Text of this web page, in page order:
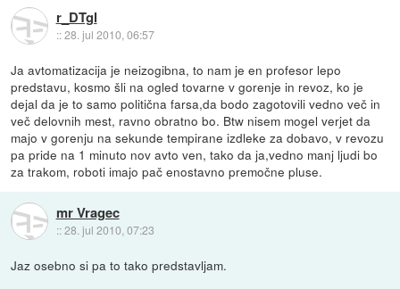
r_DTgl
::28. jul 2010, 06:57
Ja avtomatizacija je neizogibna, to nam je en profesor lepo
predstavu, kosmo šli na ogled tovarne v gorenje in revoz, ko je
dejal da je to samo politična farsa,da bodo zagotovili vedno več in
več delovnih mest, ravno obratno bo. Btw nisem mogel verjet da
majo v gorenju na sekunde tempirane izdleke za dobavo, v revozu
pa pride na 1 minuto nov avto ven, tako da ja,vedno manj ljudi bo
za trakom, roboti imajo pač enostavno premočne pluse.
mr Vragec
::28. jul 2010, 07:23
Jaz osebno si pa to tako predstavljam.